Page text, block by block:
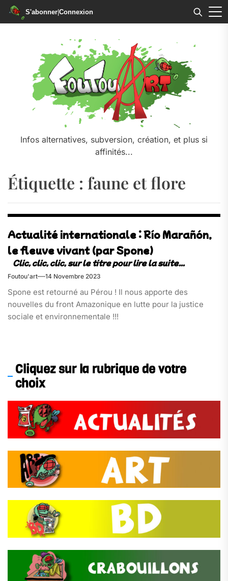
S'abonner|Connexion
Infos alternatives, subversion, création, et plus si
affinités...
Étiquette : faune et flore
Actualité internationale : Río Marañón,
le fleuve vivant (par Spone)
Foutou'art 14 Novembre 2023
Spone est retourné au Pérou ! Il nous apporte des
nouvelles du front Amazonique en lutte pour la justice
sociale et environnementale !!!
Cliquez sur la rubrique de votre
choix